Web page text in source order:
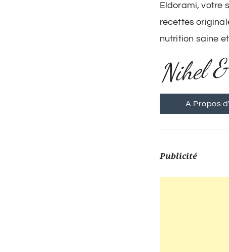
Eldorami, votre
recettes
nutrition saine
Nihel
A Propos
Publicité